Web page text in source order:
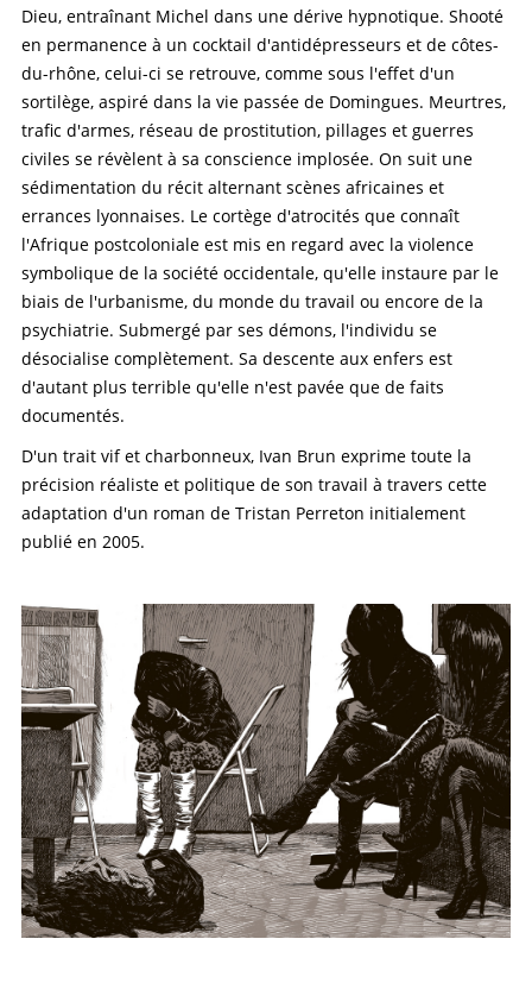
Dieu, entraînant Michel dans une dérive hypnotique. Shooté
en permanence à un cocktail d'antidépresseurs et de côtes-
du-rhône, celui-ci se retrouve, comme sous l'effet d'un
sortilège, aspiré dans la vie passée de Domingues. Meurtres,
trafic d'armes, réseau de prostitution, pillages et guerres
civiles se révèlent à sa conscience implosée. On suit une
sédimentation du récit alternant scènes africaines et
errances lyonnaises. Le cortège d'atrocités que connaît
l'Afrique postcoloniale est mis en regard avec la violence
symbolique de la société occidentale, qu'elle instaure par le
biais de l'urbanisme, du monde du travail ou encore de la
psychiatrie. Submergé par ses démons, l'individu se
désocialise complètement. Sa descente aux enfers est
d'autant plus terrible qu'elle n'est pavée que de faits
documentés.
D'un trait vif et charbonneux, Ivan Brun exprime toute la
précision réaliste et politique de son travail à travers cette
adaptation d'un roman de Tristan Perreton initialement
publié en 2005.